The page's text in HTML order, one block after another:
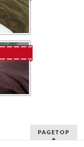
PAGETOP